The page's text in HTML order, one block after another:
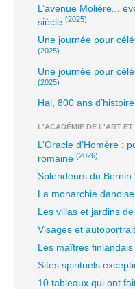
L’avenue Molière...
siècle (2025)
Une journée pour
(2025)
Une journée pour
(2025)
Hal, 800 ans d’histoire
L'ACADÉMIE DE L'ART ET
L’Oracle d’Homère :
romaine (2026)
Splendeurs du Bernin
La monarchie danoise
Les villas et jardins
Visages et
Les maîtres finlandais
Sites spirituels
10 tableaux qui ont